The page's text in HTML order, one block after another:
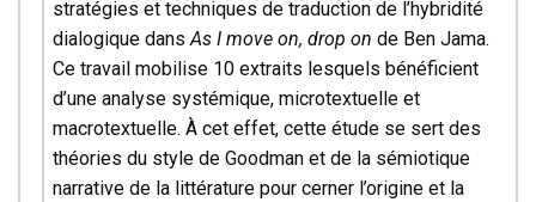
stratégies et techniques de traduction de l’hybridité
dialogique dans As I move on, drop on de Ben Jama.
Ce travail mobilise 10 extraits lesquels bénéficient
d’une analyse systémique, microtextuelle et
macrotextuelle. À cet effet, cette étude se sert des
théories du style de Goodman et de la sémiotique
narrative de la littérature pour cerner l’origine et la